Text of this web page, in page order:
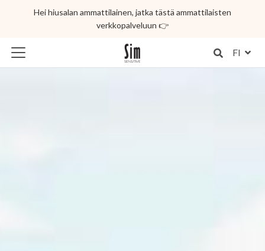
Hei hiusalan ammattilainen, jatka tästä ammattilaisten
verkkopalveluun 👉
FI